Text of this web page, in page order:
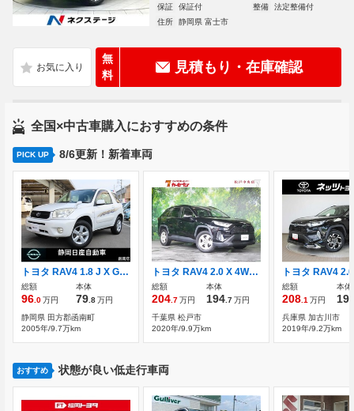
保証
保証付 整備
法定整備付
住所
静岡県 富士市
無
料
見積もり・在庫確認
全国×中古車購入におすすめの条件
PICK UP 8/6更新！新着車両
トヨタ RAV4 1.8 J X Gパッケージ リモコンキー社外ナビ
総額
96 .0万円
本体
79 .8万円
静岡県 田方郡函南町
2005年/9.7万km
トヨタ RAV4 2.0 X 4WD 純ディスプレーオーディオ ミラキャスト
総額
204 .7万円
本体
194 .7万円
千葉県 松戸市
2020年/9.9万km
総額
208 .1 万円
本体
兵庫県 加古川市
2019年/9.2万km
おすすめ 状態が良い低走行車両